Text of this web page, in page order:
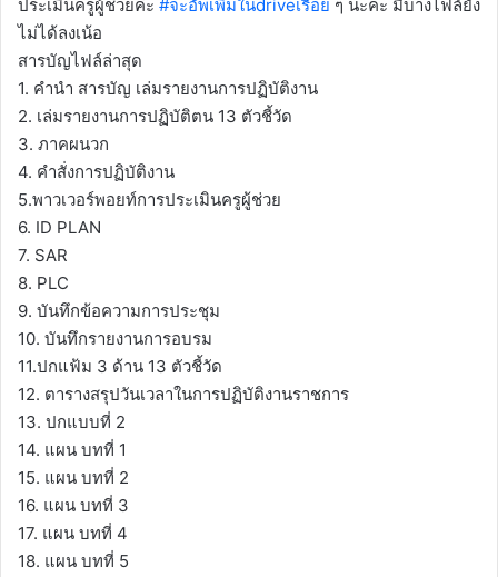
ประเมินครูผู้ช่วยค่ะ #จะอัพเพิ่มในdriveเรื่อย ๆ นะคะ มีบางไฟล์ยัง
ไม่ได้ลงเน้อ
สารบัญไฟล์ล่าสุด
1. คำนำ สารบัญ เล่มรายงานการปฏิบัติงาน
2. เล่มรายงานการปฏิบัติตน 13 ตัวชี้วัด
3. ภาคผนวก
4. คำสั่งการปฏิบัติงาน
5.พาวเวอร์พอยท์การประเมินครูผู้ช่วย
6. ID PLAN
7. SAR
8. PLC
9. บันทึกข้อความการประชุม
10. บันทึกรายงานการอบรม
11.ปกแฟ้ม 3 ด้าน 13 ตัวชี้วัด
12. ตารางสรุปวันเวลาในการปฏิบัติงานราชการ
13. ปกแบบที่ 2
14. แผน บทที่ 1
15. แผน บทที่ 2
16. แผน บทที่ 3
17. แผน บทที่ 4
18. แผน บทที่ 5